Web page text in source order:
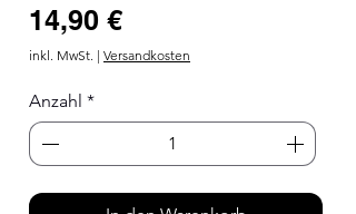
14,90 €Preis
inkl. MwSt. | Versandkosten
Anzahl *